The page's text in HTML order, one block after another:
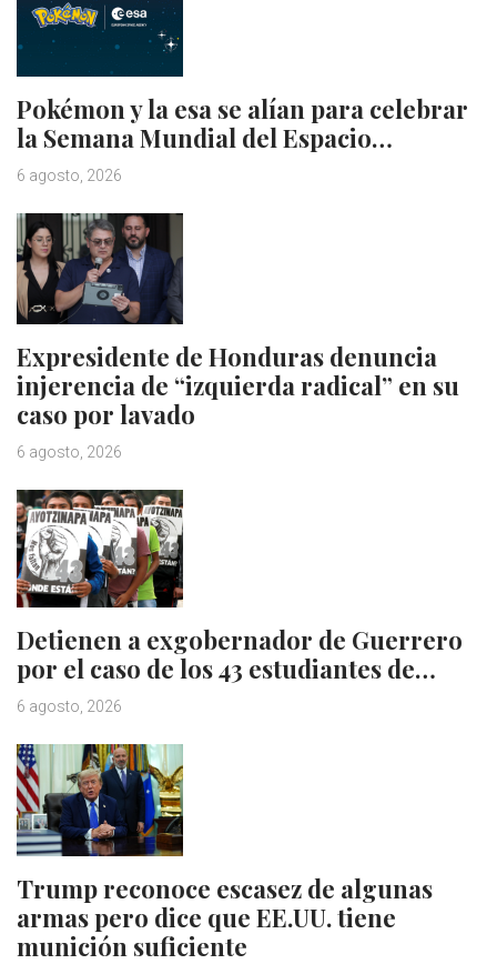
Pokémon y la esa se alían para celebrar
la Semana Mundial del Espacio…
6 agosto, 2026
Expresidente de Honduras denuncia
injerencia de “izquierda radical” en su
caso por lavado
6 agosto, 2026
Detienen a exgobernador de Guerrero
por el caso de los 43 estudiantes de…
6 agosto, 2026
Trump reconoce escasez de algunas
armas pero dice que EE.UU. tiene
munición suficiente